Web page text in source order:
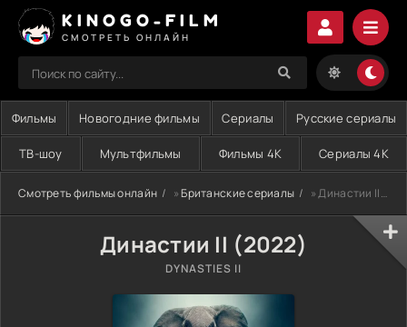
KINOGO-FILM
СМОТРЕТЬ ОНЛАЙН
Фильмы Новогодние фильмы Сериалы Русские сериалы
ТВ-шоу Мультфильмы Фильмы 4K Сериалы 4K
Смотреть фильмы онлайн »Британские сериалы » Династии II (2022)
Династии II (2022)
DYNASTIES II